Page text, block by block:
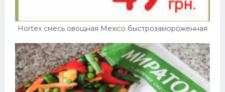
Hortex смесь овощная Mexico быстрозамороженная